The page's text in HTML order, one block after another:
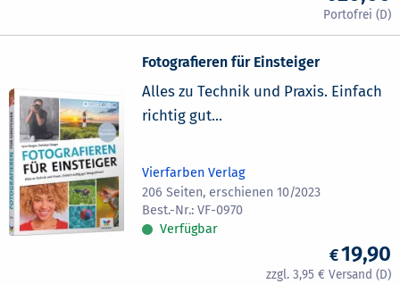
Fotografieren für Einsteiger
Alles zu Technik und Praxis. Einfach
richtig gut...
Vierfarben Verlag
206 Seiten, erschienen 10/2023
VF-0970
Verfügbar
19,90
3,95